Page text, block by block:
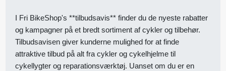
I Fri BikeShop's **tilbudsavis** finder du de nyeste rabatter
og kampagner på et bredt sortiment af cykler og tilbehør.
Tilbudsavisen giver kunderne mulighed for at finde
attraktive tilbud på alt fra cykler og cykelhjelme til
cykellygter og reparationsværktøj. Uanset om du er en